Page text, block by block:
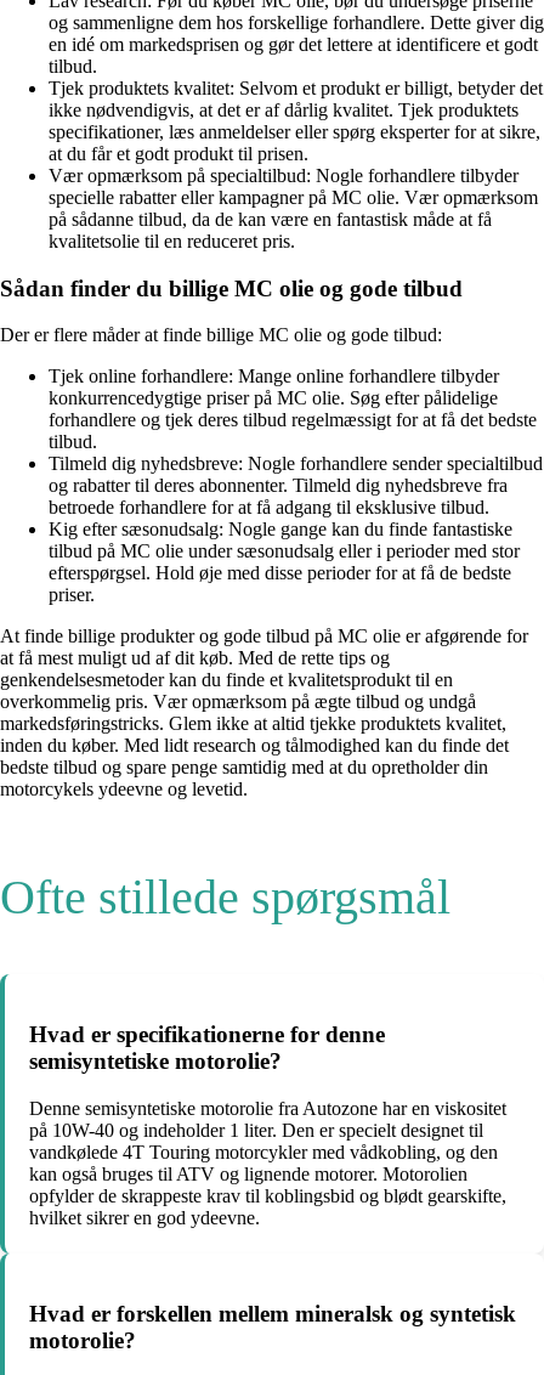
og sammenligne dem hos forskellige forhandlere. Dette giver dig
en idé om markedsprisen og gør det lettere at identificere et godt
tilbud.
Tjek produktets kvalitet: Selvom et produkt er billigt, betyder det
ikke nødvendigvis, at det er af dårlig kvalitet. Tjek produktets
specifikationer, læs anmeldelser eller spørg eksperter for at sikre,
at du får et godt produkt til prisen.
Vær opmærksom på specialtilbud: Nogle forhandlere tilbyder
specielle rabatter eller kampagner på MC olie. Vær opmærksom
på sådanne tilbud, da de kan være en fantastisk måde at få
kvalitetsolie til en reduceret pris.
Sådan finder du billige MC olie og gode tilbud
Der er flere måder at finde billige MC olie og gode tilbud:
Tjek online forhandlere: Mange online forhandlere tilbyder
konkurrencedygtige priser på MC olie. Søg efter pålidelige
forhandlere og tjek deres tilbud regelmæssigt for at få det bedste
tilbud.
Tilmeld dig nyhedsbreve: Nogle forhandlere sender specialtilbud
og rabatter til deres abonnenter. Tilmeld dig nyhedsbreve fra
betroede forhandlere for at få adgang til eksklusive tilbud.
Kig efter sæsonudsalg: Nogle gange kan du finde fantastiske
tilbud på MC olie under sæsonudsalg eller i perioder med stor
efterspørgsel. Hold øje med disse perioder for at få de bedste
priser.
At finde billige produkter og gode tilbud på MC olie er afgørende for
at få mest muligt ud af dit køb. Med de rette tips og
genkendelsesmetoder kan du finde et kvalitetsprodukt til en
overkommelig pris. Vær opmærksom på ægte tilbud og undgå
markedsføringstricks. Glem ikke at altid tjekke produktets kvalitet,
inden du køber. Med lidt research og tålmodighed kan du finde det
bedste tilbud og spare penge samtidig med at du opretholder din
motorcykels ydeevne og levetid.
Ofte stillede spørgsmål
Hvad er specifikationerne for denne
semisyntetiske motorolie?
Denne semisyntetiske motorolie fra Autozone har en viskositet
på 10W-40 og indeholder 1 liter. Den er specielt designet til
vandkølede 4T Touring motorcykler med vådkobling, og den
kan også bruges til ATV og lignende motorer. Motorolien
opfylder de skrappeste krav til koblingsbid og blødt gearskifte,
hvilket sikrer en god ydeevne.
Hvad er forskellen mellem mineralsk og syntetisk
motorolie?